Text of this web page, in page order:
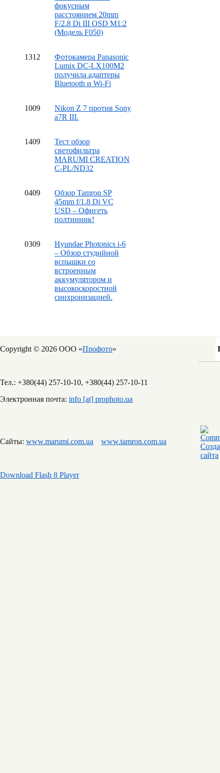
фокусным
расстоянием 20mm
F/2.8 Di III OSD M1:2
(Модель F050)
1312
Фотокамера Panasonic
Lumix DC-LX100M2
получила адаптеры
Bluetooth и Wi-Fi
1009
Nikon Z 7 против Sony
a7R III.
1409
Тест обзор
светофильтра
MARUMI CREATION
C-PL/ND32
0409
Обзор Tamron SP
45mm f/1.8 Di VC
USD – Офигеть
полтинник!
0309
Hyundae Photonics i-6
– Обзор студийной
вспышки со
встроенным
аккумулятором и
высокоскоростной
синхронизацией.
Copyright © 2026 ООО «Профото»
Тел.: +380(44) 257-10-10, +380(44) 257-10-11
Электронная почта: info [at] prophoto.ua
Сайты: www.marumi.com.ua www.tamron.com.ua
Download Flash 8 Player